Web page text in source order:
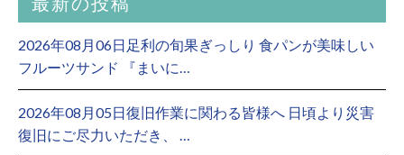
2026年08月06日足利の旬果ぎっしり 食パンが美味しい
フルーツサンド 『まいに…
2026年08月05日復旧作業に関わる皆様へ 日頃より災害
復旧にご尽力いただき、 …